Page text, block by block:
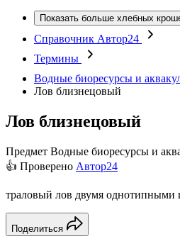
Показать больше хлебных
Справочник Автор24
Термины
Водные биоресурсы и
Лов близнецовый
Лов близнецовый
Предмет Водные биоресурсы и
👍 Проверено Автор24
траловый лов двумя однотипными
Поделиться